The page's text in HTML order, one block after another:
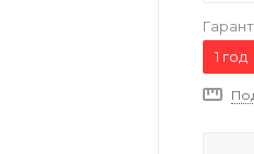
1 год